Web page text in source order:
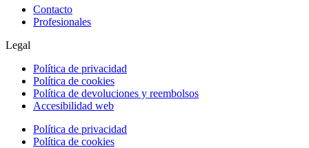
Contacto
Profesionales
Legal
Política de privacidad
Política de cookies
Política de devoluciones y reembolsos
Accesibilidad web
Política de privacidad
Política de cookies